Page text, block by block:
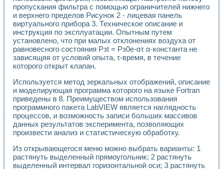
Из опыта внедрения в рамках национального проекта
Исследование эффективности решателей
Опыт разработки LabVIEW лабораторных практикумов
Проблемы повышения качества образования и
Развитие LabVIEW лабораторного практикума по
Разработка виртуальной лаборатории по электротехнике
Усовершенствованные алгоритмы частотного анализа
Об опыте работы учебного центра «Технологии
Технологии NI в магистерской программе «Прикладная
Система диагностики двигателей постоянного тока
Автоматизированный стенд формирования
Лабораторный практикум по курсу ИИС на базе
Партнеры
Академические и отраслевые институты
Учебные заведения
Контакты
пропускания фильтра с помощью ограничителей нижнего
и верхнего пределов Рисунок 2 - лицевая панель
виртуального прибора 3. Техническое описание и
инструкция по эксплуатации. Опытным путем
установлено, что при малых отклонениях воздуха от
равновесного состояния Рзt = Рз0е-ατ α-константа не
зависящяя от условий опыта, τ-время, в течение
которого открыт клапан.
Используется метод зеркальных отображений, описание
и моделирующая программа которого на языке Fortran
приведены в 8. Преимуществом использования
программного пакета LabVIEW является наглядность
процессов, и возможность записи больших массивов
данных результатов эксперимента, позволяющих
произвести анализ и статистическую обработку.
Из открывающегося меню можно выбрать варианты: 1
растянуть выделенный прямоугольник; 2 растянуть
выделенный интервал горизонтальной оси; 3 растянуть